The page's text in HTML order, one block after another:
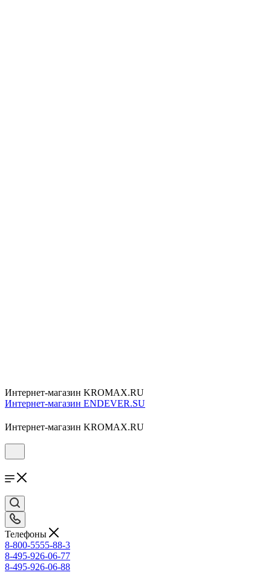
Интернет-магазин KROMAX.RU
Интернет-магазин ENDEVER.SU
Интернет-магазин KROMAX.RU
Телефоны
8-800-5555-88-3
8-495-926-06-77
8-495-926-06-88